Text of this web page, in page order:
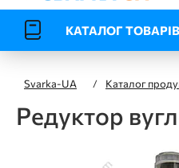
КАТАЛОГ ТОВАРІВ
Svarka-UA / Каталог
Редуктор